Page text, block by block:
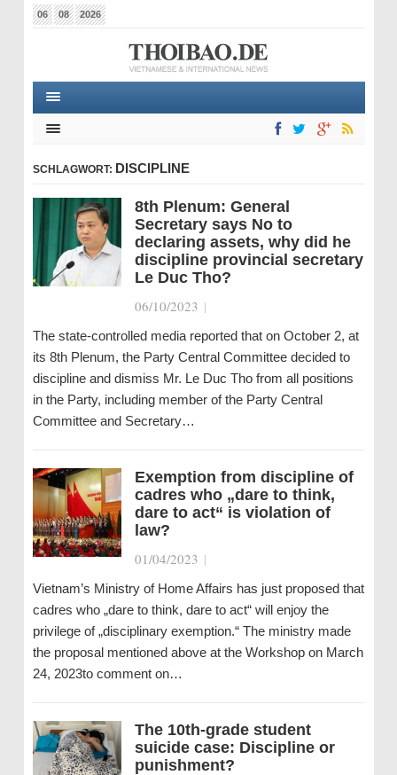
06 08 2026
SCHLAGWORT: DISCIPLINE
8th Plenum: General
Secretary says No to
declaring assets, why did he
discipline provincial secretary
Le Duc Tho?
06/10/2023 |
The state-controlled media reported that on October 2, at
its 8th Plenum, the Party Central Committee decided to
discipline and dismiss Mr. Le Duc Tho from all positions
in the Party, including member of the Party Central
Committee and Secretary…
Exemption from discipline of
cadres who „dare to think,
dare to act“ is violation of
law?
01/04/2023 |
Vietnam’s Ministry of Home Affairs has just proposed that
cadres who „dare to think, dare to act“ will enjoy the
privilege of „disciplinary exemption.“ The ministry made
the proposal mentioned above at the Workshop on March
24, 2023to comment on…
The 10th-grade student
suicide case: Discipline or
punishment?